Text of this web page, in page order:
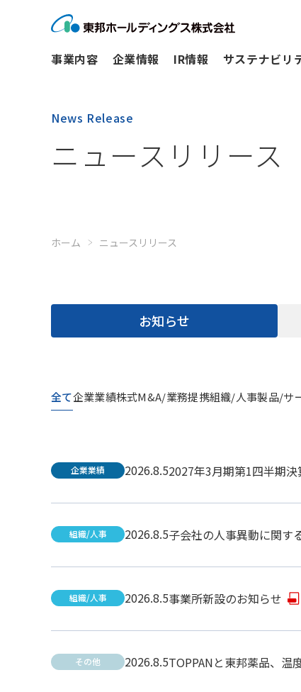
事業内容 企業情報 IR情報 サステナビリ
News Release
ニュースリリース
ホーム ニュースリリース
お知らせ
全て企業業績株式M&A/業務提携組織/人事製品/サ
企業業績 2026.8.52027年3月期第1四半期
組織/人事 2026.8.5子会社の人事異動に関す
組織/人事 2026.8.5事業所新設のお知らせ
その他 2026.8.5TOPPANと東邦薬品、温